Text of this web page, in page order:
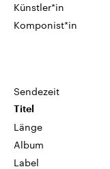
Künstler*in
Komponist*in
Sendezeit
Titel
Länge
Album
Label